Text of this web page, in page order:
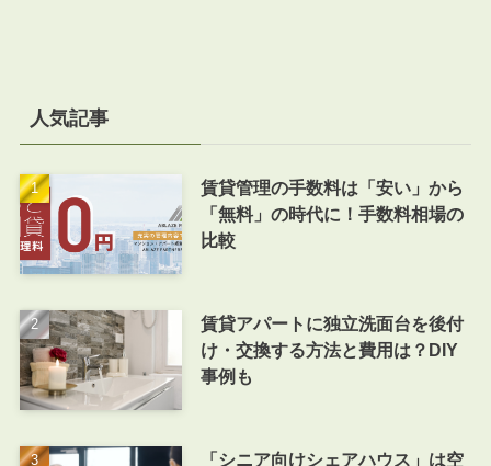
人気記事
賃貸管理の手数料は「安い」から
「無料」の時代に！手数料相場の
比較
賃貸アパートに独立洗面台を後付
け・交換する方法と費用は？DIY
事例も
「シニア向けシェアハウス」は空